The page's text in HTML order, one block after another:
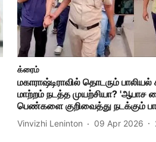
க்ரைம்
மகாராஷ்டிராவில் தொடரும்
மாற்றம் நடத்த முயற்சியா?
பெண்களை குறிவைத்து நடக்கும்
Vinvizhi Leninton 09 Apr 2026